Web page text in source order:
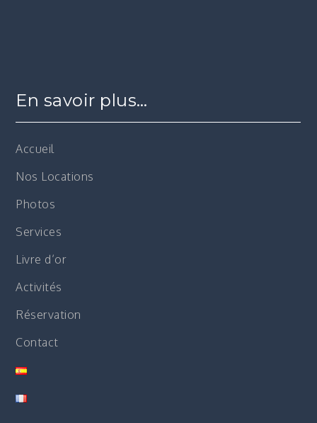
En savoir plus…
Accueil
Nos Locations
Photos
Services
Livre d’or
Activités
Réservation
Contact